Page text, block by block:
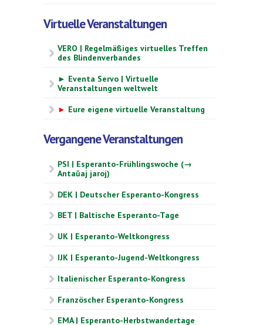
Virtuelle Veranstaltungen
VERO | Regelmäßiges virtuelles Treffen
des Blindenverbandes
► Eventa Servo | Virtuelle
Veranstaltungen weltwelt
► Eure eigene virtuelle Veranstaltung
Vergangene Veranstaltungen
PSI | Esperanto-Frühlingswoche (→
Antaŭaj jaroj)
DEK | Deutscher Esperanto-Kongress
BET | Baltische Esperanto-Tage
UK | Esperanto-Weltkongress
IJK | Esperanto-Jugend-Weltkongress
Italienischer Esperanto-Kongress
Französcher Esperanto-Kongress
EMA | Esperanto-Herbstwandertage